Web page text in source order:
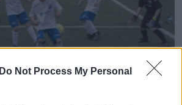
Do Not Process My Personal